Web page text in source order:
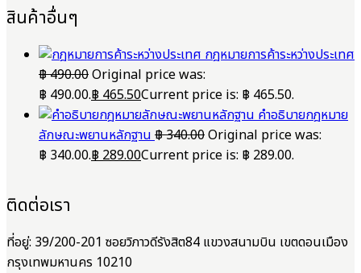
สินค้าอื่นๆ
กฎหมายการค้าระหว่างประเทศ
฿490.00Original price was:
฿ 490.00.฿ 465.50Current price is: ฿ 465.50.
คำอธิบายกฎหมาย
ลักษณะพยานหลักฐาน ฿340.00Original price was:
฿ 340.00.฿ 289.00Current price is: ฿ 289.00.
ติดต่อเรา
ที่อยู่: 39/200-201 ซอยวิภาวดีรังสิต84 แขวงสนามบิน เขตดอนเมือง
กรุงเทพมหานคร 10210